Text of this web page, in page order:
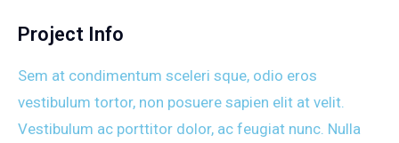
Project Info
Sem at condimentum sceleri sque, odio eros
vestibulum tortor, non posuere sapien elit at velit.
Vestibulum ac porttitor dolor, ac feugiat nunc. Nulla